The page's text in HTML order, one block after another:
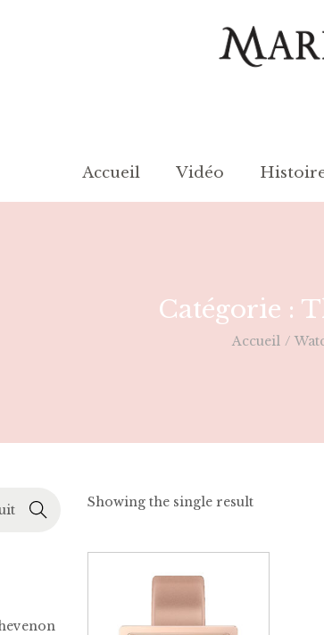
Accueil Vidéo
Catégorie :
Accueil /
Showing the single result
Reche